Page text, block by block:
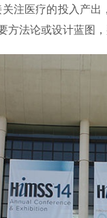
注医疗的投入产
方法论或设计蓝图